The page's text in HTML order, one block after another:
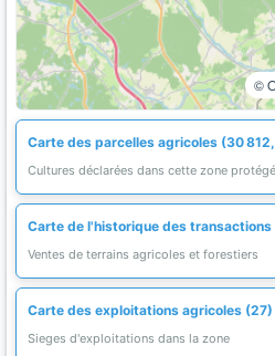
©
Carte des parcelles agricoles (30
Cultures déclarées dans cette zone
Carte de l'historique des
Ventes de terrains agricoles et forestiers
Carte des exploitations agricoles (27)
Sieges d'exploitations dans la zone